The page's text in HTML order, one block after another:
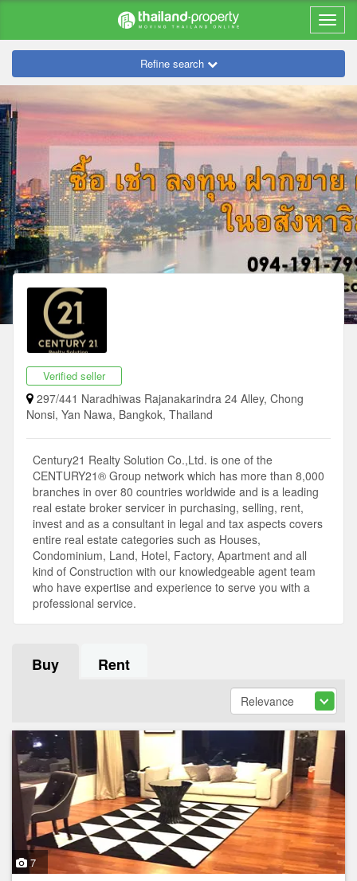
Refine search
Verified seller
297/441 Naradhiwas Rajanakarindra 24 Alley, Chong
Nonsi, Yan Nawa, Bangkok, Thailand
Century21 Realty Solution Co.,Ltd. is one of the
CENTURY21® Group network which has more than 8,000
branches in over 80 countries worldwide and is a leading
real estate broker servicer in purchasing, selling, rent,
invest and as a consultant in legal and tax aspects covers
entire real estate categories such as Houses,
Condominium, Land, Hotel, Factory, Apartment and all
kind of Construction with our knowledgeable agent team
who have expertise and experience to serve you with a
professional service.
Buy Rent
7